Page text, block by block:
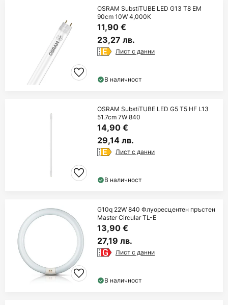
OSRAM SubstiTUBE LED G13 T8 EM
90cm 10W 4,000K
11,90 €
23,27 лв.
Лист с данни
В наличност
OSRAM SubstiTUBE LED G5 T5 HF L13
51.7cm 7W 840
14,90 €
29,14 лв.
Лист с данни
В наличност
G10q 22W 840 Флуоресцентен пръстен
Master Circular TL-E
13,90 €
27,19 лв.
Лист с данни
В наличност